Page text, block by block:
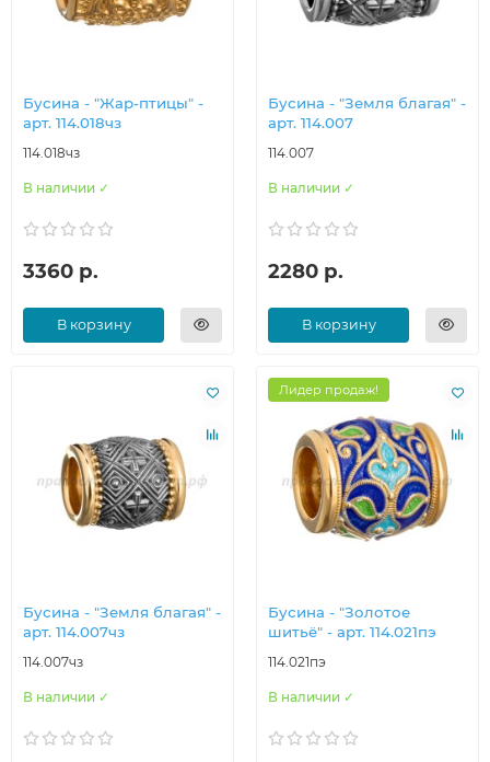
Бусина - "Жар-птицы" -
арт. 114.018чз
114.018чз
В наличии ✓
3360 р.
В корзину
Бусина - "Земля благая" -
арт. 114.007
114.007
В наличии ✓
2280 р.
В корзину
Бусина - "Земля благая" -
арт. 114.007чз
114.007чз
В наличии ✓
Лидер продаж!
Бусина - "Золотое
шитьё" - арт. 114.021пэ
114.021пэ
В наличии ✓